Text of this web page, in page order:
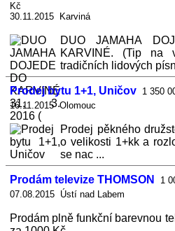
Kč
30.11.2015 Karviná
DUO JAMAHA
KARVINÉ. (Tip na
tradičních lidových
Prodej bytu 1+1, Uničov 1 350
16.11.2015 Olomouc
Prodej pěkného
o velikosti 1+kk a
se nac ...
Prodám televize THOMSON
1
07.08.2015 Ústí nad Labem
Prodám plně funkční barevnou